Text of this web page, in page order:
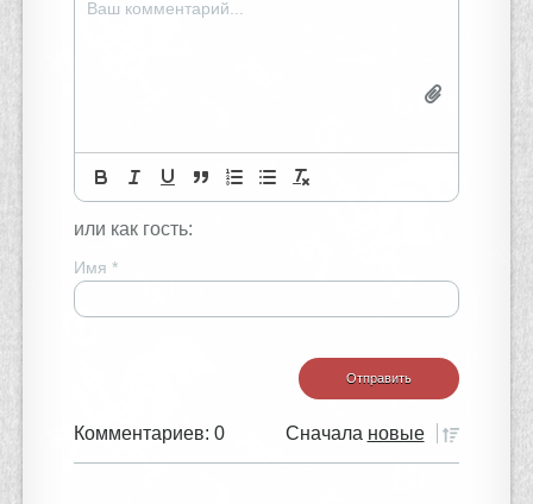
или как гость:
Имя *
Комментариев: 0 Сначала новые